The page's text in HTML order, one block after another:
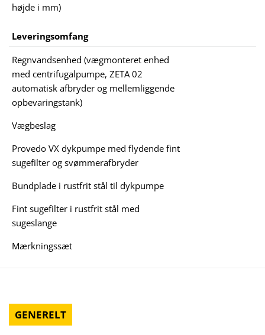
højde i mm)
Leveringsomfang
Regnvandsenhed (vægmonteret enhed
med centrifugalpumpe, ZETA 02
automatisk afbryder og mellemliggende
opbevaringstank)
Vægbeslag
Provedo VX dykpumpe med flydende fint
sugefilter og svømmerafbryder
Bundplade i rustfrit stål til dykpumpe
Fint sugefilter i rustfrit stål med
sugeslange
Mærkningssæt
GENERELT